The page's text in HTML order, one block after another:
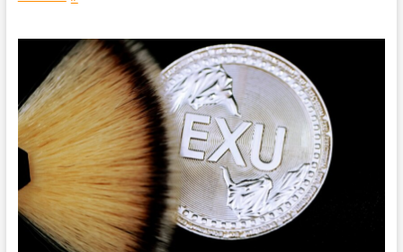
技
產
業
的
初
步